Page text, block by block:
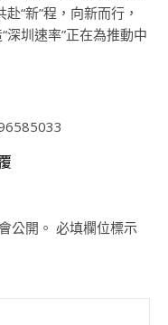
“新”程，向新而行，
深圳速率”正在為推動中
公開。 必填欄位標示